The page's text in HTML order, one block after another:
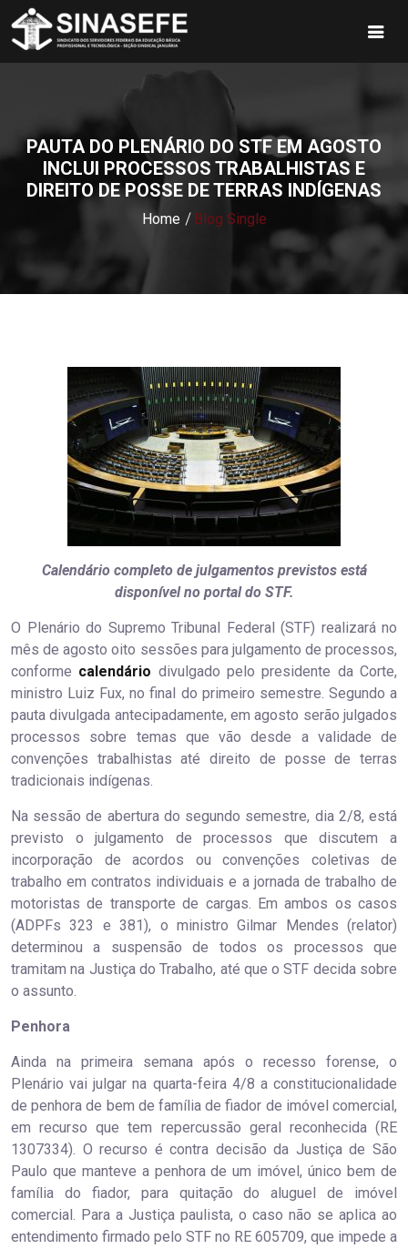
PAUTA DO PLENÁRIO DO STF EM AGOSTO
INCLUI PROCESSOS TRABALHISTAS E
DIREITO DE POSSE DE TERRAS INDÍGENAS
Home Blog Single
Calendário completo de julgamentos previstos está
disponível no portal do STF.
O Plenário do Supremo Tribunal Federal (STF) realizará no
mês de agosto oito sessões para julgamento de processos,
conforme calendário divulgado pelo presidente da Corte,
ministro Luiz Fux, no final do primeiro semestre. Segundo a
pauta divulgada antecipadamente, em agosto serão julgados
processos sobre temas que vão desde a validade de
convenções trabalhistas até direito de posse de terras
tradicionais indígenas.
Na sessão de abertura do segundo semestre, dia 2/8, está
previsto o julgamento de processos que discutem a
incorporação de acordos ou convenções coletivas de
trabalho em contratos individuais e a jornada de trabalho de
motoristas de transporte de cargas. Em ambos os casos
(ADPFs 323 e 381), o ministro Gilmar Mendes (relator)
determinou a suspensão de todos os processos que
tramitam na Justiça do Trabalho, até que o STF decida sobre
o assunto.
Penhora
Ainda na primeira semana após o recesso forense, o
Plenário vai julgar na quarta-feira 4/8 a constitucionalidade
de penhora de bem de família de fiador de imóvel comercial,
em recurso que tem repercussão geral reconhecida (RE
1307334). O recurso é contra decisão da Justiça de São
Paulo que manteve a penhora de um imóvel, único bem de
família do fiador, para quitação do aluguel de imóvel
comercial. Para a Justiça paulista, o caso não se aplica ao
entendimento firmado pelo STF no RE 605709, que impede a